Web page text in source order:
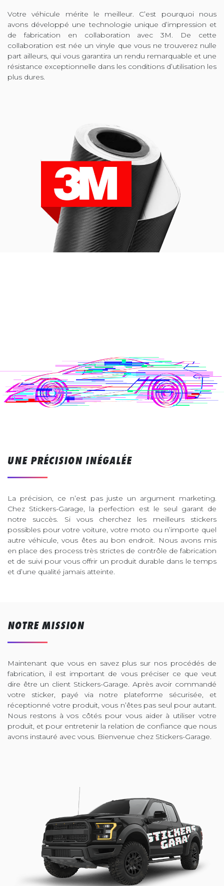
Votre véhicule mérite le meilleur. C’est pourquoi nous
avons développé une technologie unique d’impression et
de fabrication en collaboration avec 3M. De cette
collaboration est née un vinyle que vous ne trouverez nulle
part ailleurs, qui vous garantira un rendu remarquable et une
résistance exceptionnelle dans les conditions d’utilisation les
plus dures.
UNE PRÉCISION INÉGALÉE
La précision, ce n’est pas juste un argument marketing.
Chez Stickers-Garage, la perfection est le seul garant de
notre succès. Si vous cherchez les meilleurs stickers
possibles pour votre voiture, votre moto ou n’importe quel
autre véhicule, vous êtes au bon endroit. Nous avons mis
en place des process très strictes de contrôle de fabrication
et de suivi pour vous offrir un produit durable dans le temps
et d’une qualité jamais atteinte.
NOTRE MISSION
Maintenant que vous en savez plus sur nos procédés de
fabrication, il est important de vous préciser ce que veut
dire être un client Stickers-Garage. Après avoir commandé
votre sticker, payé via notre plateforme sécurisée, et
réceptionné votre produit, vous n’êtes pas seul pour autant.
Nous restons à vos côtés pour vous aider à utiliser votre
produit, et pour entretenir la relation de confiance que nous
avons instauré avec vous. Bienvenue chez Stickers-Garage.